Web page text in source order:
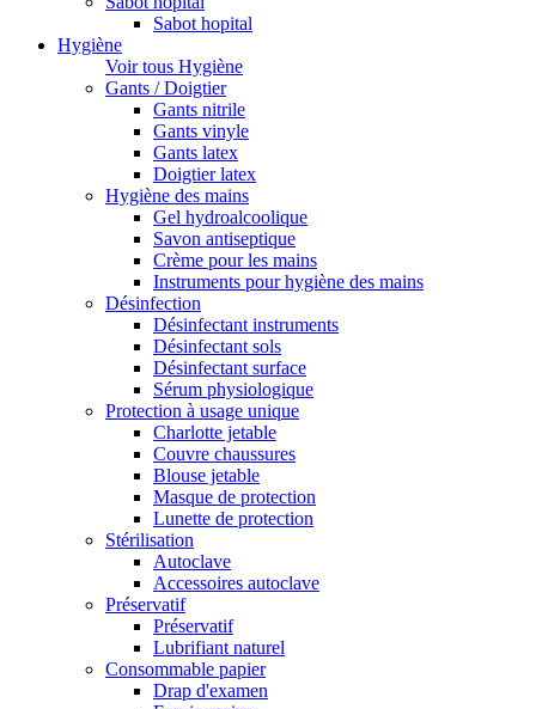
Sabot hopital
Hygiène
Voir tous Hygiène
Gants / Doigtier
Gants nitrile
Gants vinyle
Gants latex
Doigtier latex
Hygiène des mains
Gel hydroalcoolique
Savon antiseptique
Crème pour les mains
Instruments pour hygiène des mains
Désinfection
Désinfectant instruments
Désinfectant sols
Désinfectant surface
Sérum physiologique
Protection à usage unique
Charlotte jetable
Couvre chaussures
Blouse jetable
Masque de protection
Lunette de protection
Stérilisation
Autoclave
Accessoires autoclave
Préservatif
Préservatif
Lubrifiant naturel
Consommable papier
Drap d'examen